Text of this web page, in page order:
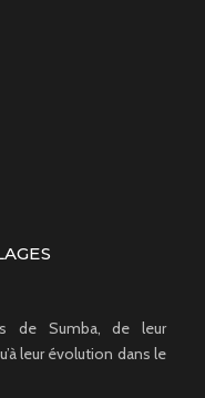
de Sumba, de leur
leur évolution dans le